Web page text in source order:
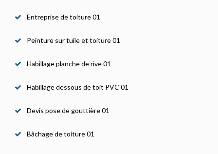
Entreprise de toiture 01
Peinture sur tuile et toiture 01
Habillage planche de rive 01
Habillage dessous de toit PVC 01
Devis pose de gouttière 01
Bâchage de toiture 01